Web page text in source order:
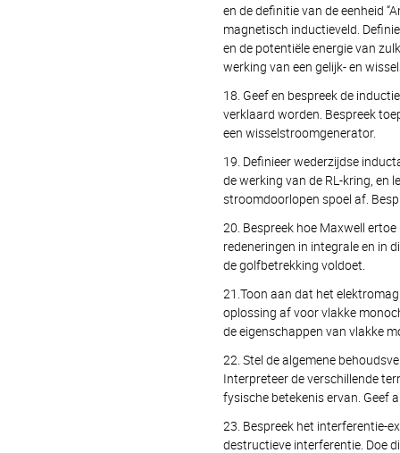
en de definitie van de eenheid
magnetisch inductieveld.
en de potentiële energie van
werking van een gelijk- en
18. Geef en bespreek de
verklaard worden. Bespreek
een wissel­stroom­generator.
19. Definieer wederzijdse
de werking van de RL-kring, en
stroomdoorlopen spoel af.
20. Bespreek hoe Maxwell
redeneringen in integrale en in
de golf­betrekking voldoet.
21.Toon aan dat het
oplossing af voor vlakke
de eigenschappen van vlakke
22. Stel de algemene
Interpreteer de verschillende
fysische betekenis ervan. Geef
23. Bespreek het interferentie-
destructieve interferentie. Doe